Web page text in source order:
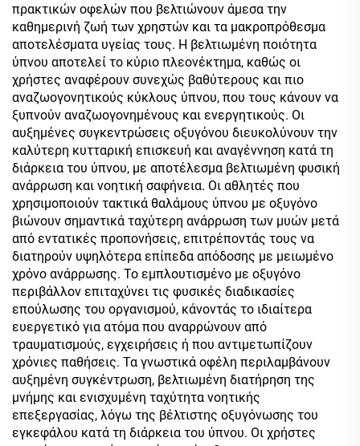
πρακτικών οφελών που βελτιώνουν άμεσα την
καθημερινή ζωή των χρηστών και τα μακροπρόθεσμα
αποτελέσματα υγείας τους. Η βελτιωμένη ποιότητα
ύπνου αποτελεί το κύριο πλεονέκτημα, καθώς οι
χρήστες αναφέρουν συνεχώς βαθύτερους και πιο
αναζωογονητικούς κύκλους ύπνου, που τους κάνουν να
ξυπνούν αναζωογονημένους και ενεργητικούς. Οι
αυξημένες συγκεντρώσεις οξυγόνου διευκολύνουν την
καλύτερη κυτταρική επισκευή και αναγέννηση κατά τη
διάρκεια του ύπνου, με αποτέλεσμα βελτιωμένη φυσική
ανάρρωση και νοητική σαφήνεια. Οι αθλητές που
χρησιμοποιούν τακτικά θαλάμους ύπνου με οξυγόνο
βιώνουν σημαντικά ταχύτερη ανάρρωση των μυών μετά
από εντατικές προπονήσεις, επιτρέποντάς τους να
διατηρούν υψηλότερα επίπεδα απόδοσης με μειωμένο
χρόνο ανάρρωσης. Το εμπλουτισμένο με οξυγόνο
περιβάλλον επιταχύνει τις φυσικές διαδικασίες
επούλωσης του οργανισμού, κάνοντάς το ιδιαίτερα
ευεργετικό για ατόμα που αναρρώνουν από
τραυματισμούς, εγχειρήσεις ή που αντιμετωπίζουν
χρόνιες παθήσεις. Τα γνωστικά οφέλη περιλαμβάνουν
αυξημένη συγκέντρωση, βελτιωμένη διατήρηση της
μνήμης και ενισχυμένη ταχύτητα νοητικής
επεξεργασίας, λόγω της βέλτιστης οξυγόνωσης του
εγκεφάλου κατά τη διάρκεια του ύπνου. Οι χρήστες